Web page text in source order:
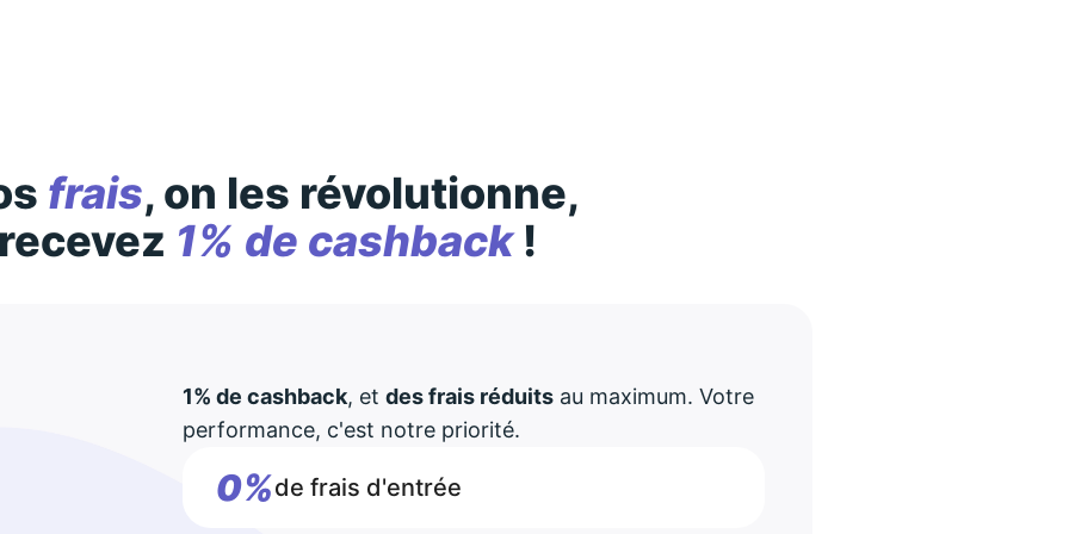
frais, on les révolutionne,
1% de cashback!
1% de cashback, et des frais réduitsau maximum. Votre
performance, c'est notre priorité.
0%de frais d'entrée